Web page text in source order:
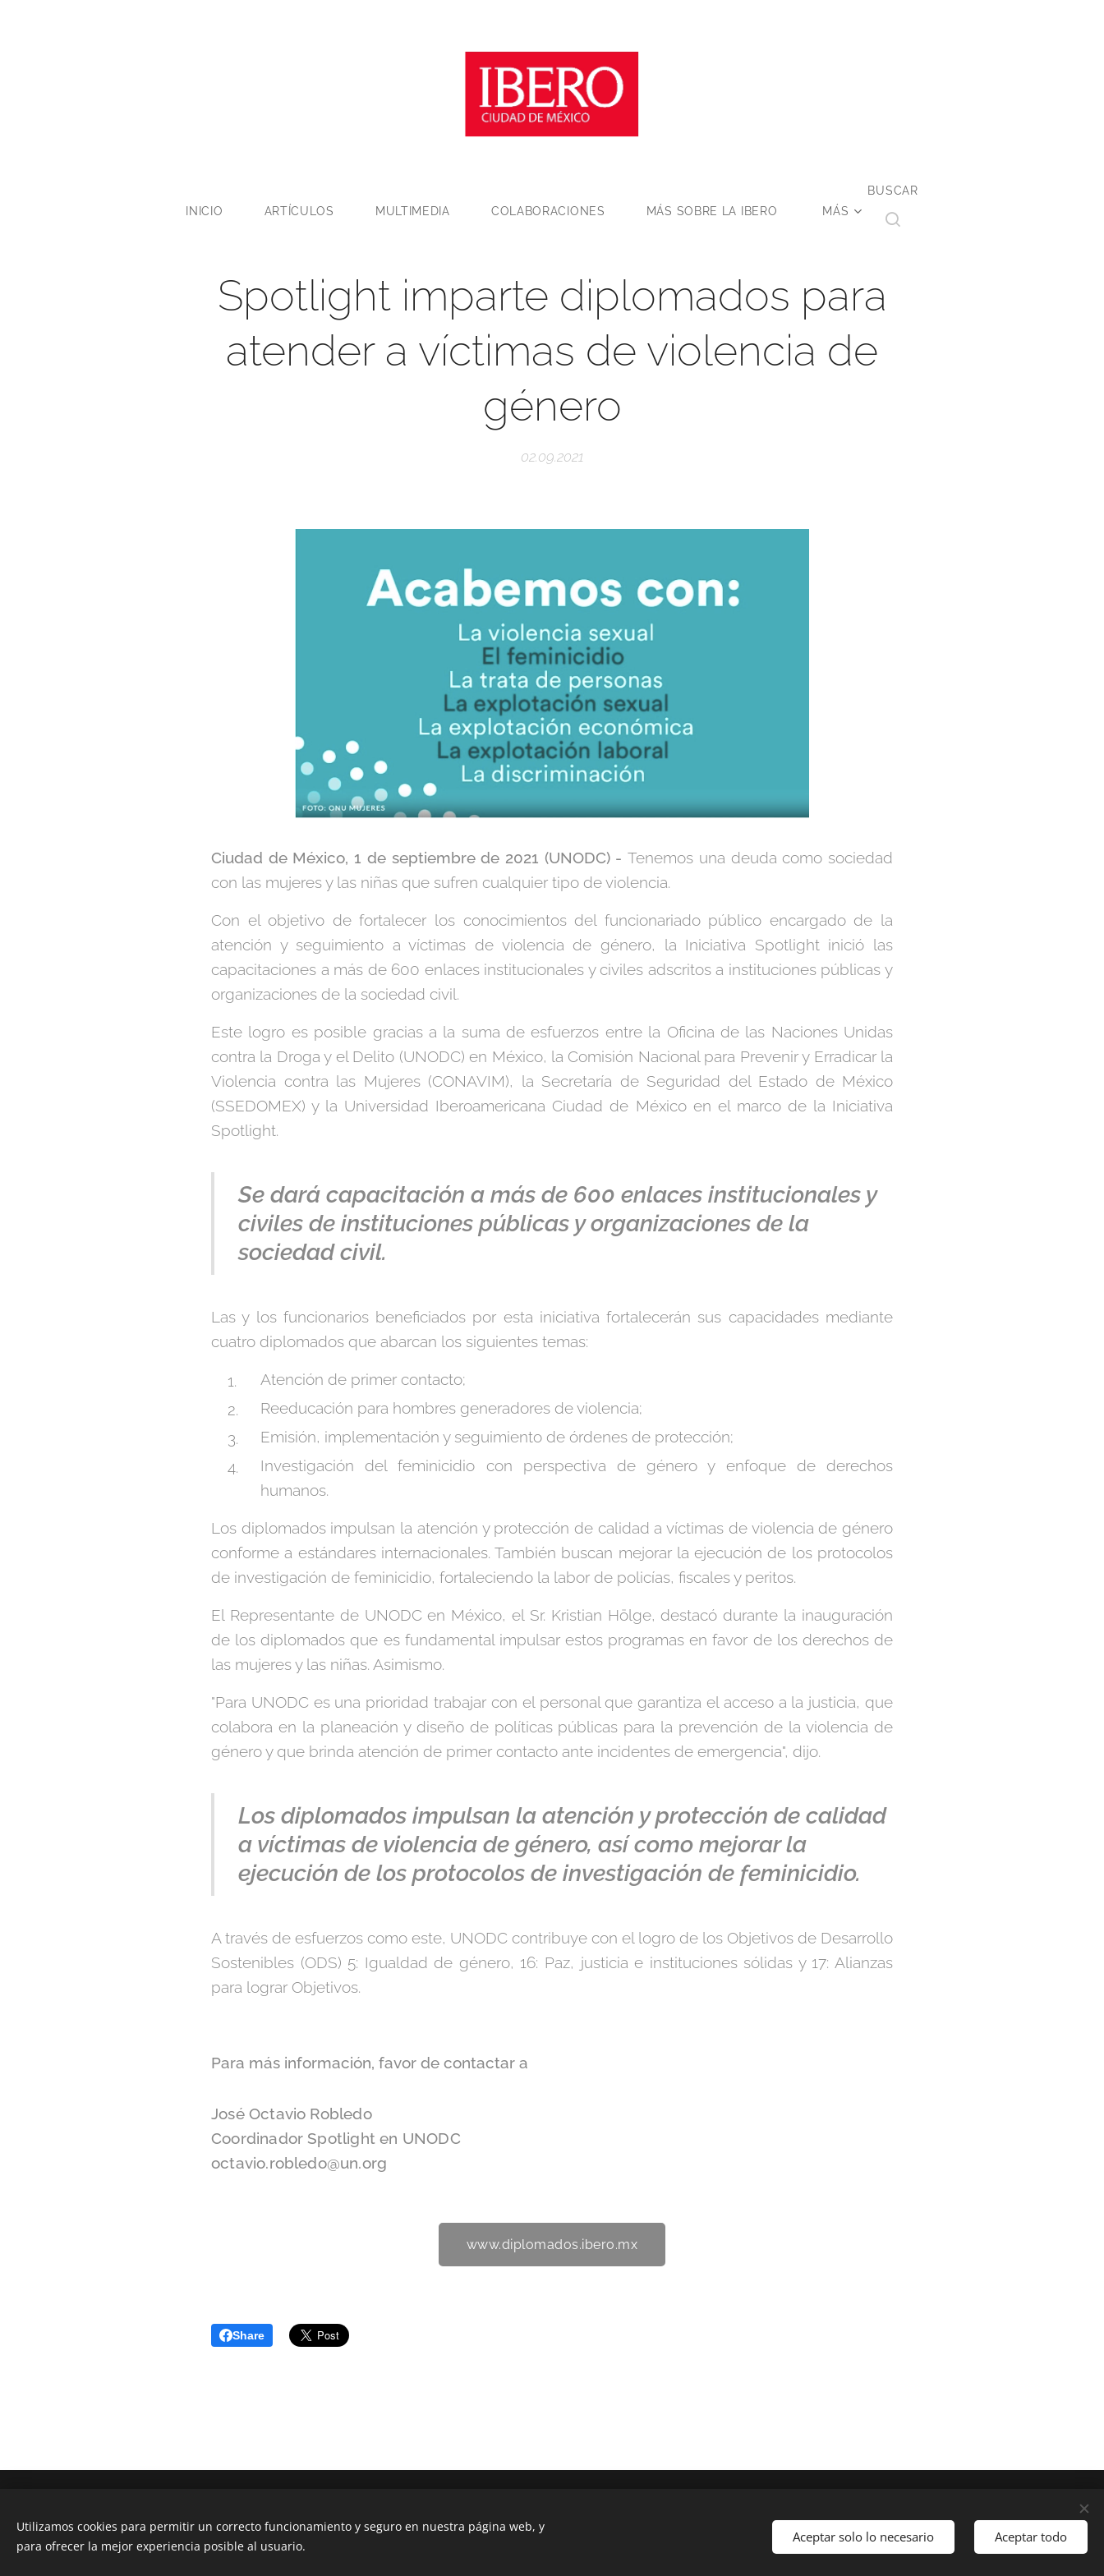
INICIO ARTÍCULOS MULTIMEDIA COLABORACIONES MÁS SOBRE LA IBERO MÁS
BUSCAR
Spotlight imparte diplomados para
atender a víctimas de violencia de
género
02.09.2021
Ciudad de México, 1 de septiembre de 2021 (UNODC) -Tenemos una deuda como sociedad
con las mujeres y las niñas que sufren cualquier tipo de violencia.
Con el objetivo de fortalecer los conocimientos del funcionariado público encargado de la
atención y seguimiento a víctimas de violencia de género, la Iniciativa Spotlight inició las
capacitaciones a más de 600 enlaces institucionales y civiles adscritos a instituciones públicas y
organizaciones de la sociedad civil.
Este logro es posible gracias a la suma de esfuerzos entre la Oficina de las Naciones Unidas
contra la Droga y el Delito (UNODC) en México, la Comisión Nacional para Prevenir y Erradicar la
Violencia contra las Mujeres (CONAVIM), la Secretaría de Seguridad del Estado de México
(SSEDOMEX) y la Universidad Iberoamericana Ciudad de México en el marco de la Iniciativa
Spotlight.
Se dará capacitación a más de 600 enlaces institucionales y
civiles de instituciones públicas y organizaciones de la
sociedad civil.
Las y los funcionarios beneficiados por esta iniciativa fortalecerán sus capacidades mediante
cuatro diplomados que abarcan los siguientes temas:
Atención de primer contacto;
Reeducación para hombres generadores de violencia;
Emisión, implementación y seguimiento de órdenes de protección;
Investigación del feminicidio con perspectiva de género y enfoque de derechos
humanos.
Los diplomados impulsan la atención y protección de calidad a víctimas de violencia de género
conforme a estándares internacionales. También buscan mejorar la ejecución de los protocolos
de investigación de feminicidio, fortaleciendo la labor de policías, fiscales y peritos.
El Representante de UNODC en México, el Sr. Kristian Hölge, destacó durante la inauguración
de los diplomados que es fundamental impulsar estos programas en favor de los derechos de
las mujeres y las niñas. Asimismo.
"Para UNODC es una prioridad trabajar con el personal que garantiza el acceso a la justicia, que
colabora en la planeación y diseño de políticas públicas para la prevención de la violencia de
género y que brinda atención de primer contacto ante incidentes de emergencia", dijo.
Los diplomados impulsan la atención y protección de calidad
a víctimas de violencia de género, así como mejorar la
ejecución de los protocolos de investigación de feminicidio.
A través de esfuerzos como este, UNODC contribuye con el logro de los Objetivos de Desarrollo
Sostenibles (ODS) 5: Igualdad de género, 16: Paz, justicia e instituciones sólidas y 17: Alianzas
para lograr Objetivos.
Para más información, favor de contactar a
José Octavio Robledo
Coordinador Spotlight en UNODC
octavio.robledo@un.org
www.diplomados.ibero.mx
Share
01219, Ciudad de México. Visita: www.diplomados.ibero.mx
Utilizamos cookies para permitir un correcto funcionamiento y seguro en nuestra página web, y
para ofrecer la mejor experiencia posible al usuario.
Aceptar solo lo necesario Aceptar todo